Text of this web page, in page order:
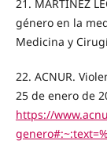
21. MARTÍNEZ
género en la
Medicina y
22. ACNUR.
25 de enero de
https://